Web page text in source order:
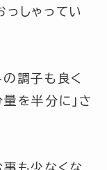
しゃってい
の調子も良く
を半分に」さ
事も少なくな